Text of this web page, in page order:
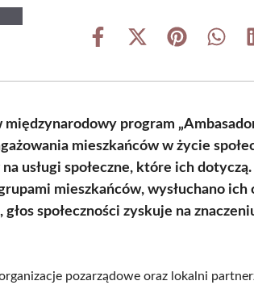
Share
Share
(Twitter)
Share Share
międzynarodowy program
mieszkańców w życie
usługi społeczne, które ich dotyczą.
mieszkańców, wysłuchano ich
społeczności zyskuje na
pozarządowe oraz lokalni